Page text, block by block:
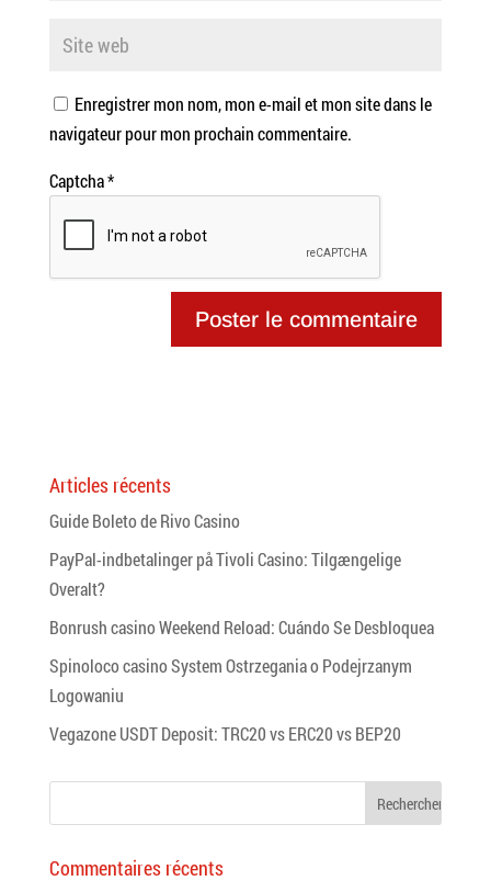
Enregistrer mon nom, mon e-mail et mon site dans le
navigateur pour mon prochain commentaire.
Captcha*
Articles récents
Guide Boleto de Rivo Casino
PayPal-indbetalinger på Tivoli Casino: Tilgængelige
Overalt?
Bonrush casino Weekend Reload: Cuándo Se Desbloquea
Spinoloco casino System Ostrzegania o Podejrzanym
Logowaniu
Vegazone USDT Deposit: TRC20 vs ERC20 vs BEP20
Commentaires récents